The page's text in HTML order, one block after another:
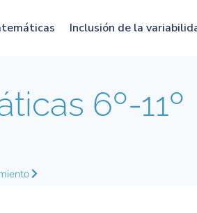
Inclusión de la
6º-11º